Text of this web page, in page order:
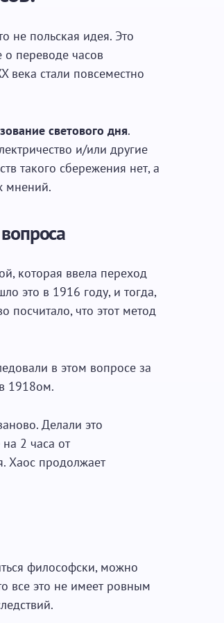
не польская идея. Это
о переводе часов
века стали повсеместно
светового дня.
и/или другие
такого сбережения нет, а
мнений.
которая ввела переход
это в 1916 году, и тогда,
посчитало, что этот метод
в этом вопросе за
1918ом.
Делали это
2 часа от
Хаос продолжает
философски, можно
все это не имеет ровным